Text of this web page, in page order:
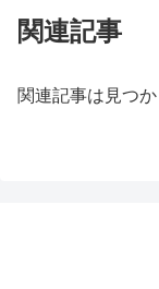
関連記事
関連記事は見つか